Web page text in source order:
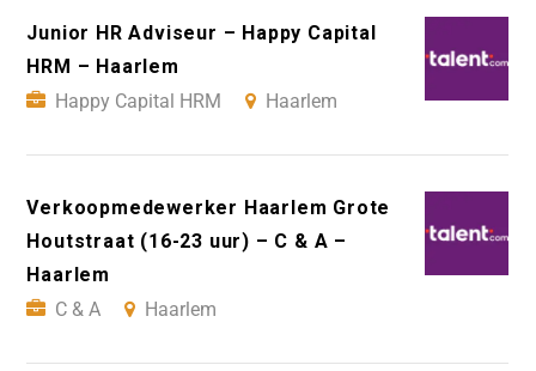
Junior HR Adviseur – Happy Capital
HRM – Haarlem
Happy Capital HRM
Haarlem
Verkoopmedewerker Haarlem Grote
Houtstraat (16-23 uur) – C & A –
Haarlem
C & A
Haarlem